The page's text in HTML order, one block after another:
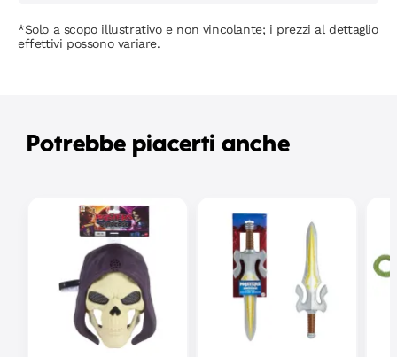
*Solo a scopo illustrativo e non vincolante; i prezzi al dettaglio
effettivi possono variare.
Potrebbe piacerti anche